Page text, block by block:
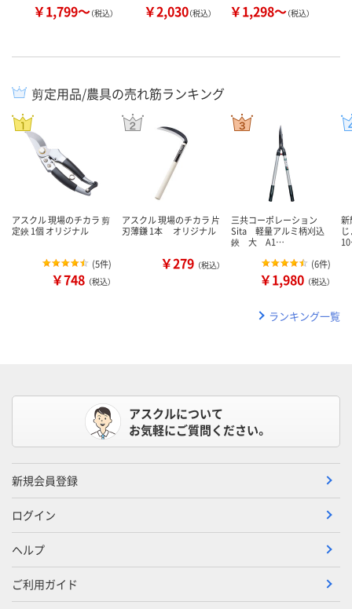
￥1,799～（税込） ￥2,030（税込） ￥1,298～（税込）
剪定用品/農具の売れ筋ランキング
アスクル 現場のチカラ 剪
定鋏 1個 オリジナル
(5件)
￥748 （税込）
アスクル 現場のチカラ 片
刃薄鎌 1本 オリジナル
￥279 （税込）
三共コーポレーション
Sita 軽量アルミ柄刈込
鋏 大 A1…
(6件)
￥1,980 （税込）
新
ランキング一覧
アスクルについて
お気軽にご質問ください。
新規会員登録
ログイン
ヘルプ
ご利用ガイド